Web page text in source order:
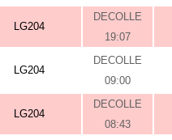
LG204
DECOLLE
19:07
LG204
DECOLLE
09:00
LG204
DECOLLE
08:43